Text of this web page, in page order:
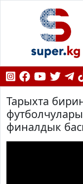
Тарыхта
финалдык